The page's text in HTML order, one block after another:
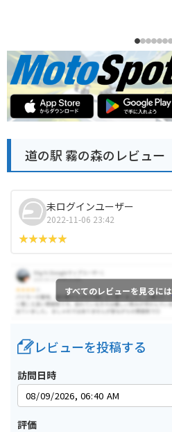
道の駅 霧の森のレビュー
未ログインユーザー
2022-11-06 23:42
すべてのレビューを見るには
レビューを投稿する
訪問日時
評価